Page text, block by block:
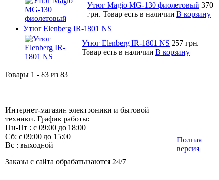
Утюг Magio MG-130 фиолетовый 370
грн. Товар есть в наличии В корзину
Утюг Elenberg IR-1801 NS
Утюг Elenberg IR-1801 NS 257 грн.
Товар есть в наличии В корзину
Товары 1 - 83 из 83
Интернет-магазин электроники и бытовой
техники. График работы:
Пн-Пт : с 09:00 до 18:00
Сб: с 09:00 до 15:00
Вс : выходной
Заказы с сайта обрабатываются 24/7
Полная
версия